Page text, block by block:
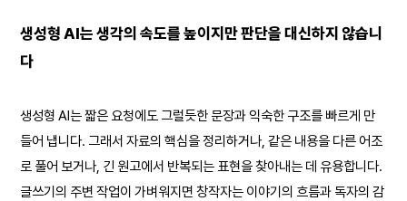
생성형 AI는 생각의 속도를 높이지만 판단을 대신하지 않습니
다
생성형 AI는 짧은 요청에도 그럴듯한 문장과 익숙한 구조를 빠르게 만
들어 냅니다. 그래서 자료의 핵심을 정리하거나, 같은 내용을 다른 어조
로 풀어 보거나, 긴 원고에서 반복되는 표현을 찾아내는 데 유용합니다.
글쓰기의 주변 작업이 가벼워지면 창작자는 이야기의 흐름과 독자의 감